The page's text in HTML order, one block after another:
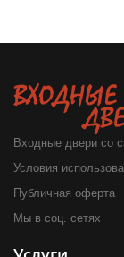
Входные двери со
Условия
Публичная оферта
Мы в соц. сетях